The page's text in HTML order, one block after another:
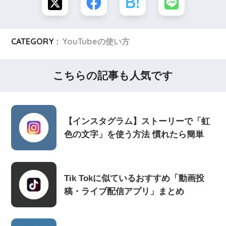
CATEGORY : YouTubeの使い方
こちらの記事も人気です
【インスタグラム】ストーリーで「虹
色の文字」を使う方法 慣れたら簡単
Tik Tokに似ているおすすめ「動画投
稿・ライブ配信アプリ」まとめ